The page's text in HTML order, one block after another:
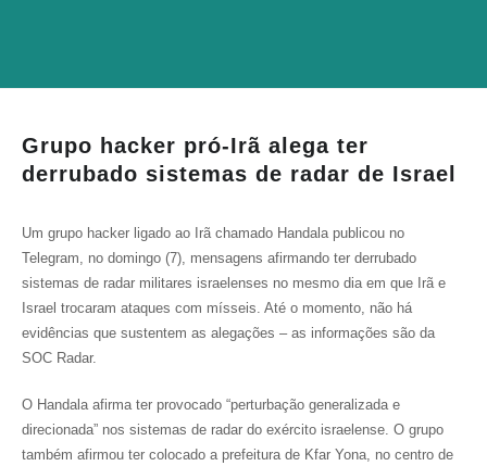
Grupo hacker pró-Irã alega ter
derrubado sistemas de radar de Israel
Um grupo hacker ligado ao Irã chamado Handala publicou no
Telegram, no domingo (7), mensagens afirmando ter derrubado
sistemas de radar militares israelenses no mesmo dia em que Irã e
Israel trocaram ataques com mísseis. Até o momento, não há
evidências que sustentem as alegações – as informações são da
SOC Radar.
O Handala afirma ter provocado “perturbação generalizada e
direcionada” nos sistemas de radar do exército israelense. O grupo
também afirmou ter colocado a prefeitura de Kfar Yona, no centro de